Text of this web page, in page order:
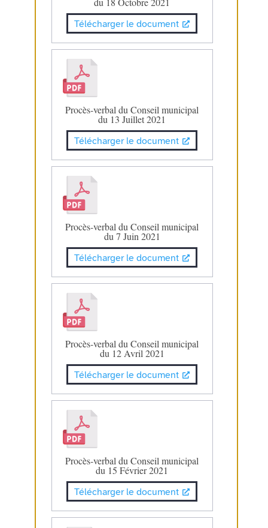
Télécharger le document
Procès-verbal du Conseil municipal
du 13 Juillet 2021
Télécharger le document
Procès-verbal du Conseil municipal
du 7 Juin 2021
Télécharger le document
Procès-verbal du Conseil municipal
du 12 Avril 2021
Télécharger le document
Procès-verbal du Conseil municipal
du 15 Février 2021
Télécharger le document